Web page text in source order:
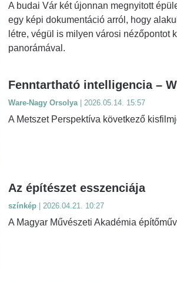
A budai Vár két újonnan megnyitott
egy képi dokumentáció arról, hogy
létre, végül is milyen városi nézőpontot
panorámával.
Fenntartható intelligencia –
Ware-Nagy Orsolya | 2026.05.14. 15:57
A Metszet Perspektíva következő
Az építészet esszenciája
színkép | 2026.04.21. 10:27
A Magyar Művészeti Akadémia